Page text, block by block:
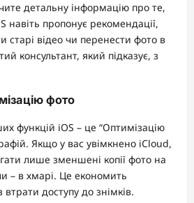
детальну інформацію про те,
навіть пропонує рекомендації,
старі відео чи перенести фото в
консультант, який підказує, з
фото
функцій iOS – це “Оптимізацію
Якщо у вас увімкнено iCloud,
лише зменшені копії фото на
– в хмарі. Це економить
втрати доступу до знімків.